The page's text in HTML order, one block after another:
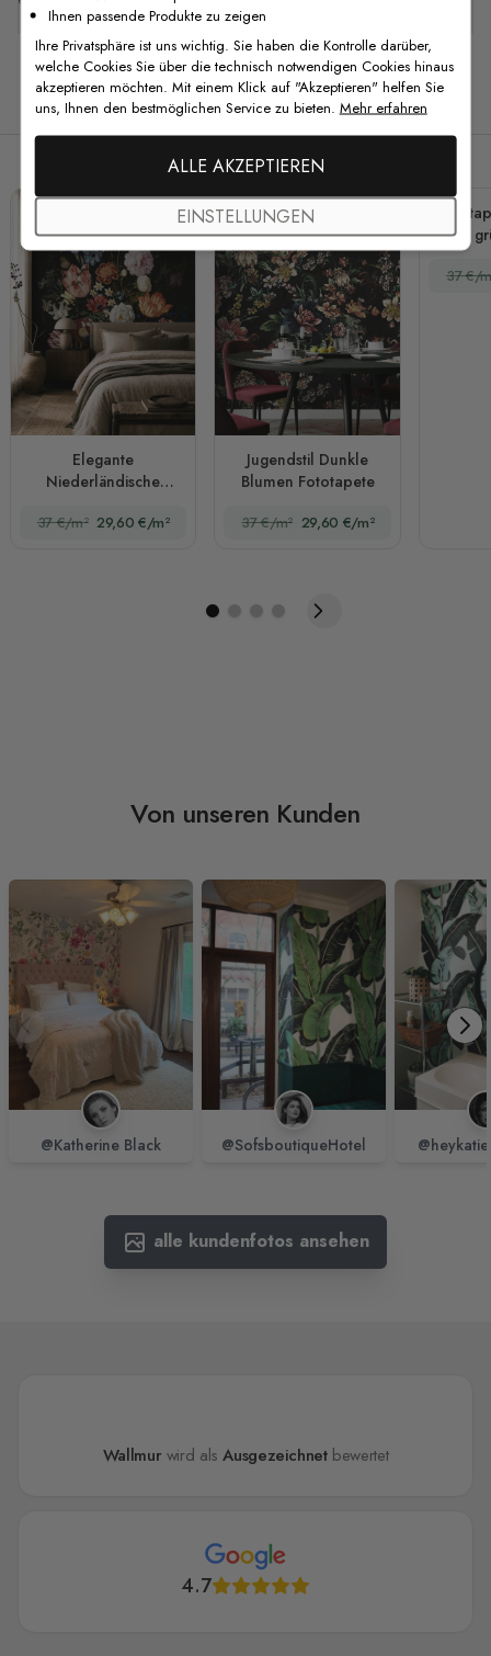
Verwandte Produkte
Elegante
Niederländische
Fototapete
37 €/m² 29,60 €/m²
Jugendstil Dunkle
Blumen Fototapete
37 €/m² 29,60 €/m²
und
37 €/
Von unseren Kunden
@Katherine Black @SofsboutiqueHotel
alle kundenfotos ansehen
Wallmur wird alsAusgezeichnetbewertet
4.7
Ihnen passende Produkte zu zeigen
Ihre Privatsphäre ist uns wichtig. Sie haben die Kontrolle darüber,
welche Cookies Sie über die technisch notwendigen Cookies hinaus
akzeptieren möchten. Mit einem Klick auf "Akzeptieren" helfen Sie
uns, Ihnen den bestmöglichen Service zu bieten. Mehr erfahren
ALLE AKZEPTIEREN
EINSTELLUNGEN